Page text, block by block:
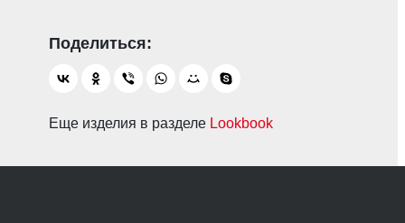
Еще изделия в разделе Lookbook